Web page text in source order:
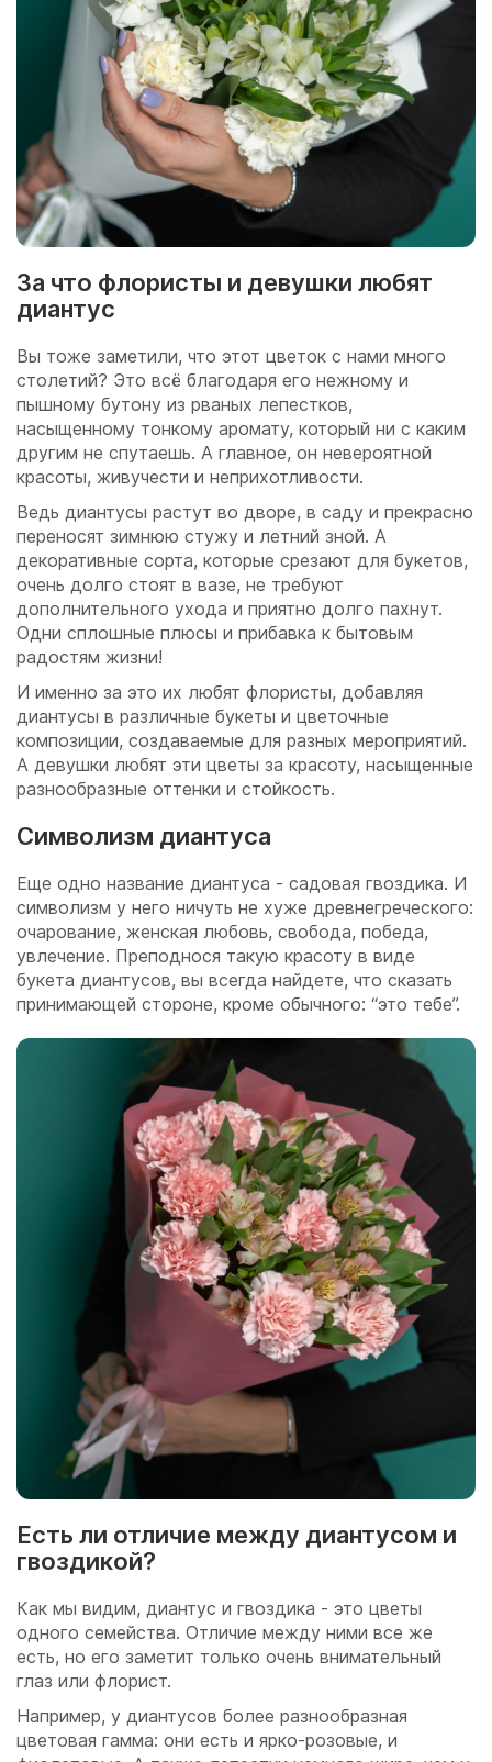
За что флористы и девушки любят
диантус
Вы тоже заметили, что этот цветок с нами много
столетий? Это всё благодаря его нежному и
пышному бутону из рваных лепестков,
насыщенному тонкому аромату, который ни с каким
другим не спутаешь. А главное, он невероятной
красоты, живучести и неприхотливости.
Ведь диантусы растут во дворе, в саду и прекрасно
переносят зимнюю стужу и летний зной. А
декоративные сорта, которые срезают для букетов,
очень долго стоят в вазе, не требуют
дополнительного ухода и приятно долго пахнут.
Одни сплошные плюсы и прибавка к бытовым
радостям жизни!
И именно за это их любят флористы, добавляя
диантусы в различные букеты и цветочные
композиции, создаваемые для разных мероприятий.
А девушки любят эти цветы за красоту, насыщенные
разнообразные оттенки и стойкость.
Символизм диантуса
Еще одно название диантуса - садовая гвоздика. И
символизм у него ничуть не хуже древнегреческого:
очарование, женская любовь, свобода, победа,
увлечение. Преподнося такую красоту в виде
букета диантусов, вы всегда найдете, что сказать
принимающей стороне, кроме обычного: “это тебе”.
Есть ли отличие между диантусом и
гвоздикой?
Как мы видим, диантус и гвоздика - это цветы
одного семейства. Отличие между ними все же
есть, но его заметит только очень внимательный
глаз или флорист.
Например, у диантусов более разнообразная
цветовая гамма: они есть и ярко-розовые, и